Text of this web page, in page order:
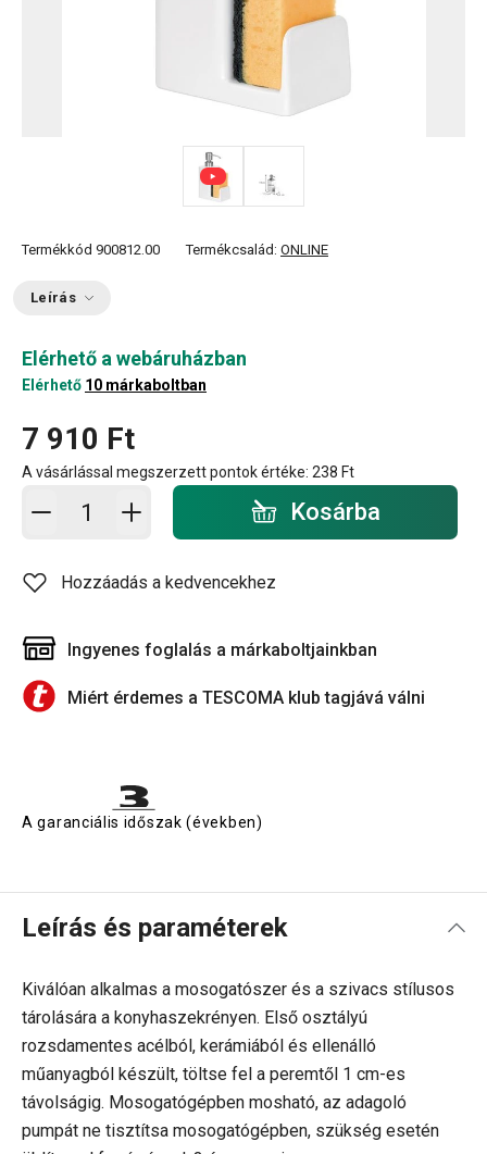
Termékkód 900812.00 Termékcsalád: ONLINE
Leírás
Elérhető a webáruházban
Elérhető 10 márkaboltban
7 910 Ft
A vásárlással megszerzett pontok értéke: 238 Ft
Kosárba - mennyiség Kosárba
Hozzáadás a kedvencekhez
Ingyenes foglalás a márkaboltjainkban
Miért érdemes a TESCOMA klub tagjává válni
A garanciális időszak (években)
Leírás és paraméterek
Kiválóan alkalmas a mosogatószer és a szivacs stílusos
tárolására a konyhaszekrényen. Első osztályú
rozsdamentes acélból, kerámiából és ellenálló
műanyagból készült, töltse fel a peremtől 1 cm-es
távolságig. Mosogatógépben mosható, az adagoló
pumpát ne tisztítsa mosogatógépben, szükség esetén